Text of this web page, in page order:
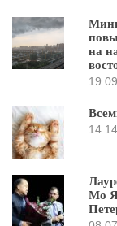
на
19:09
14:14
Мо